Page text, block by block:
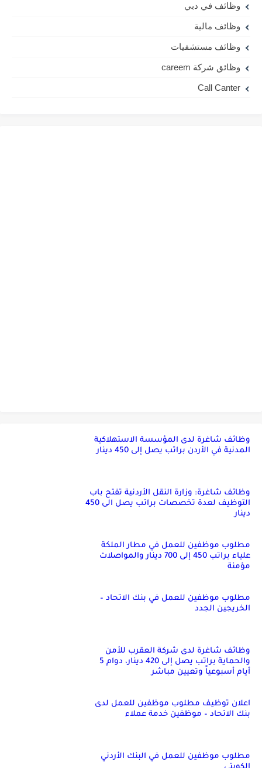
وظائف في دبي
وظائف مالية
وظائف مستشفيات
وظائق شركة careem
Call Canter
وظائف شاغرة لدى المؤسسة الاستهلاكية
المدنية في الأردن براتب يصل إلى 450 دينار
وظائف شاغرة: وزارة النقل الأردنية تفتح باب
التوظيف لعدة تخصصات براتب يصل الى 450
دينار
مطلوب موظفين للعمل في مطار الملكة
علياء براتب 450 إلى 700 دينار والمواصلات
مؤمنة
مطلوب موظفين للعمل في بنك الاتحاد –
الخريجين الجدد
وظائف شاغرة لدى شركة العقرب للأمن
والحماية براتب يصل إلى 420 دينار، دوام 5
أيام أسبوعياً وتعيين مباشر
اعلان توظيف مطلوب موظفين للعمل لدى
بنك الاتحاد – موظفين خدمة عملاء
مطلوب موظفين للعمل في البنك الأردني